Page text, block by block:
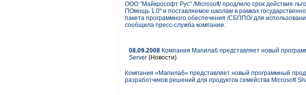
ООО "Майкрософт Рус" /Microsoft/ продлило срок действия
ПОмощь 1.0" и поставляемое школам в рамках
пакета программного обеспечения /СБППО/ для
сообщила пресс-служба компании.
08.09.2008 Компания Мапилаб представляет новый
Server (Новости)
Компания «Мапилаб» представляет новый программный
разработчиков решений для продуктов семейства Microsoft